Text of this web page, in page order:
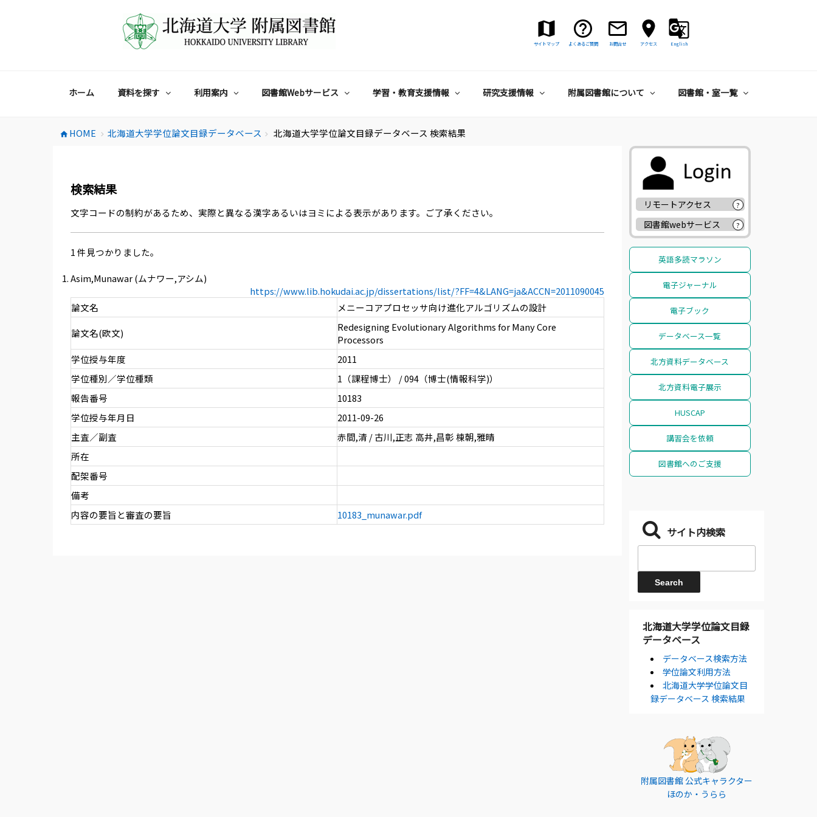
サイトマップ よくあるご質問 お問合せ アクセス English
ホーム 資料を探す 利用案内 図書館Webサービス 学習・教育支援情報 研究支援情報 附属図書館について 図書館・室一覧
home HOME chevron_right 北海道大学学位論文目録データベース chevron_right 北海道大学学位論文目録データベース 検索結果
検索結果
文字コードの制約があるため、実際と異なる漢字あるいはヨミによる表示があります。ご了承ください。
1 件見つかりました。
Asim,Munawar (ムナワー,アシム)
https://www.lib.hokudai.ac.jp/dissertations/list/?FF=4&LANG=ja&ACCN=2011090045
論文名
メニーコアプロセッサ向け進化アルゴリズムの設計
論文名(欧文)
Redesigning Evolutionary Algorithms for Many Core
Processors
学位授与年度
2011
学位種別／学位種類
1（課程博士） / 094（博士(情報科学)）
報告番号
10183
学位授与年月日
2011-09-26
主査／副査
赤間,清 / 古川,正志 高井,昌彰 棟朝,雅晴
所在
配架番号
備考
内容の要旨と審査の要旨
10183_munawar.pdf
リモートアクセス ?
図書館webサービス ?
英語多読マラソン
電子ジャーナル
電子ブック
データベース一覧
北方資料データベース
北方資料電子展示
HUSCAP
講習会を依頼
図書館へのご支援
サイト内検索
北海道大学学位論文目録
データベース
データベース検索方法
学位論文利用方法
北海道大学学位論文目
録データベース 検索結果
附属図書館 公式キャラクター
ほのか・うらら